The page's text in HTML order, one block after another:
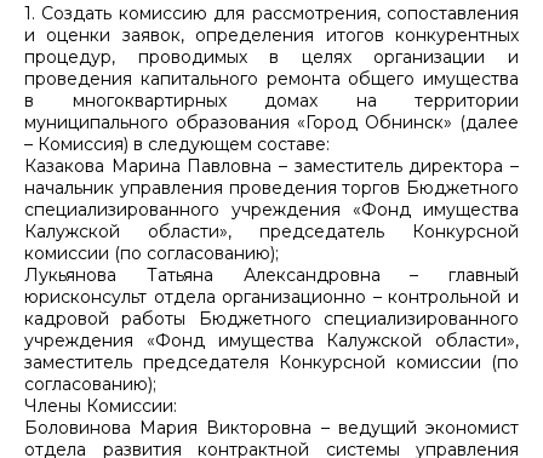
1. Создать комиссию для рассмотрения, сопоставления
и оценки заявок, определения итогов конкурентных
процедур, проводимых в целях организации и
проведения капитального ремонта общего имущества
в многоквартирных домах на территории
муниципального образования «Город Обнинск» (далее
– Комиссия) в следующем составе:
Казакова Марина Павловна – заместитель директора –
начальник управления проведения торгов Бюджетного
специализированного учреждения «Фонд имущества
Калужской области», председатель Конкурсной
комиссии (по согласованию);
Лукьянова Татьяна Александровна – главный
юрисконсульт отдела организационно – контрольной и
кадровой работы Бюджетного специализированного
учреждения «Фонд имущества Калужской области»,
заместитель председателя Конкурсной комиссии (по
согласованию);
Члены Комиссии:
Боловинова Мария Викторовна – ведущий экономист
отдела развития контрактной системы управления